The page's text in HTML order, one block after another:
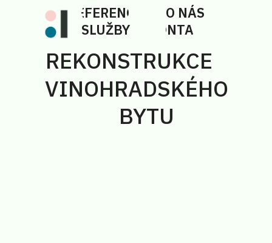
KONTAKT
REFERENCE
SLUŽBY
O NÁS
REKONSTRUKCE
VINOHRADSKÉHO
BYTU